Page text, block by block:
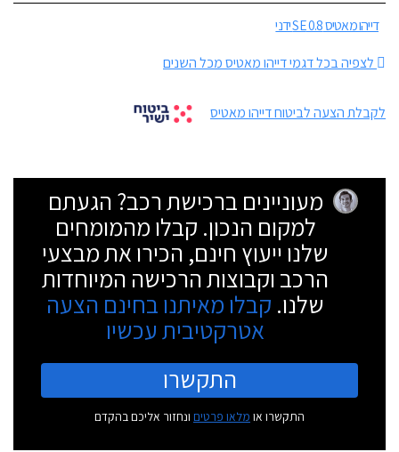
דייהו מאטיס 0.8 SE ידני
לצפיה בכל דגמי דייהו מאטיס מכל השנים
לקבלת הצעה לביטוח דייהו מאטיס
מעוניינים ברכישת רכב? הגעתם
למקום הנכון. קבלו מהמומחים
שלנו ייעוץ חינם, הכירו את מבצעי
הרכב וקבוצות הרכישה המיוחדות
שלנו. קבלו מאיתנו בחינם הצעה
אטרקטיבית עכשיו
התקשרו
התקשרו או מלאו פרטים ונחזור אליכם בהקדם